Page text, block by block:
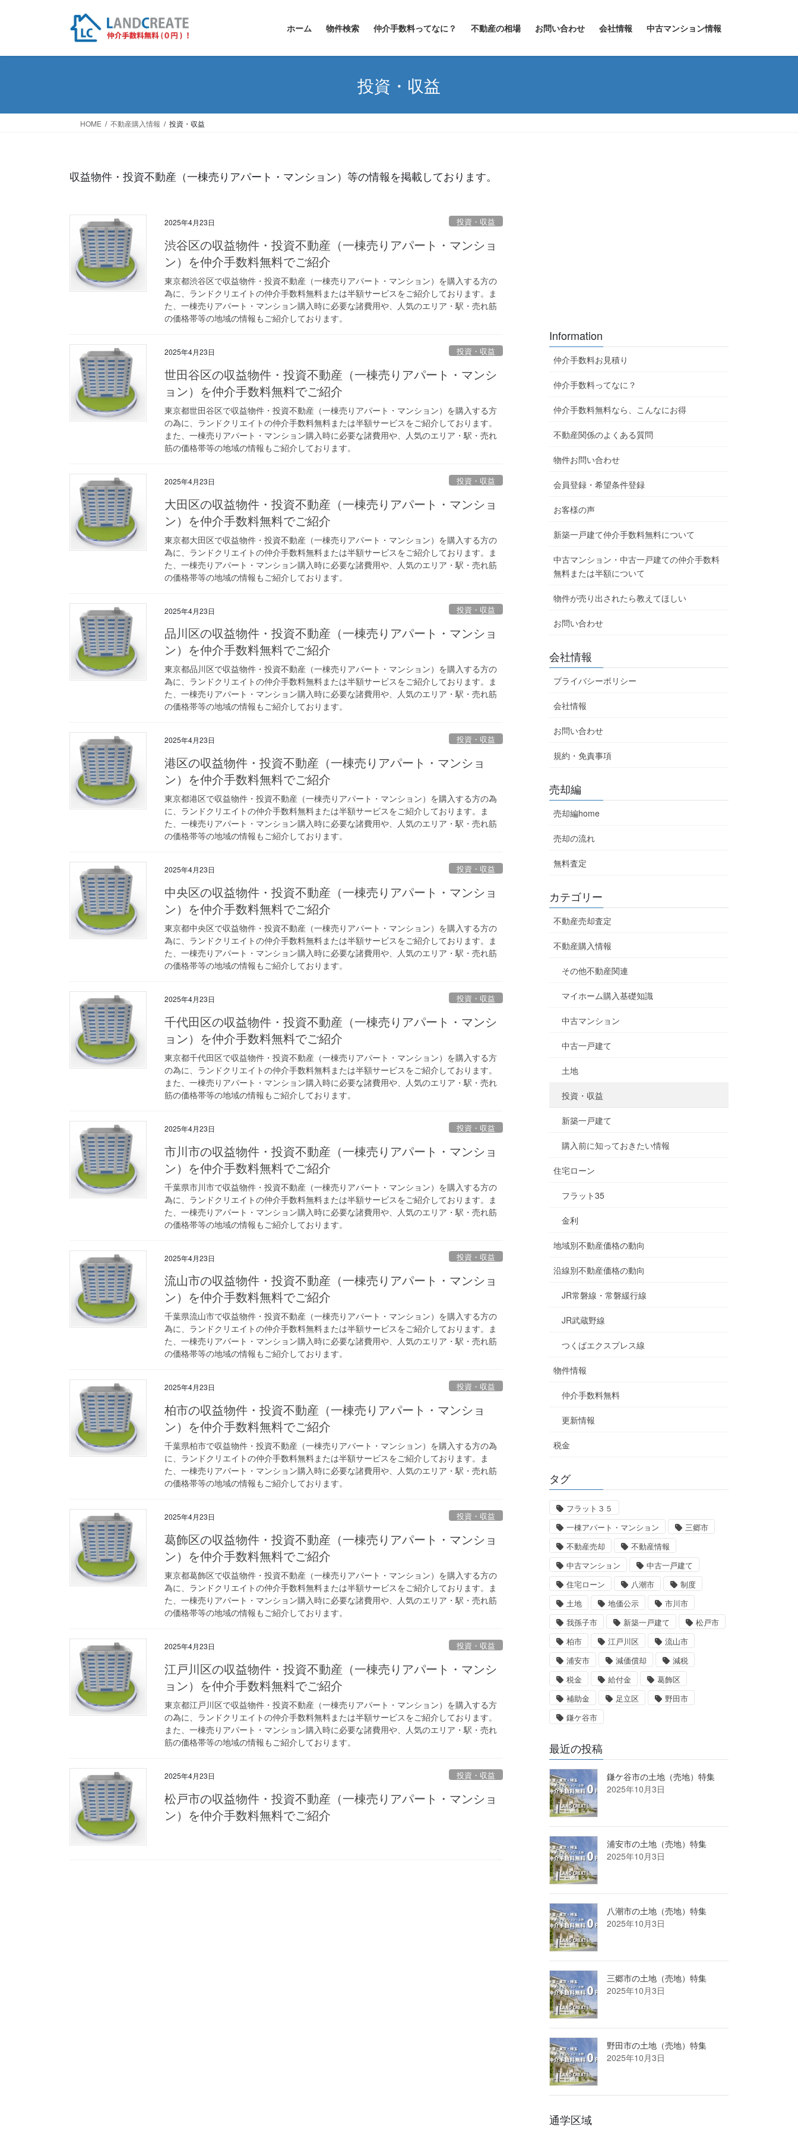
ホーム 物件検索 仲介手数料ってなに？ 不動産の相場 お問い合わせ 会社情報 中古マンション情報
投資・収益
HOME 不動産購入情報 投資・収益
収益物件・投資不動産（一棟売りアパート・マンション）等の情報を掲載しております。
2025年4月23日 投資・収益
渋谷区の収益物件・投資不動産（一棟売りアパート・マンショ
ン）を仲介手数料無料でご紹介
東京都渋谷区で収益物件・投資不動産（一棟売りアパート・マンション）を購入する方の
為に、ランドクリエイトの仲介手数料無料または半額サービスをご紹介しております。ま
た、一棟売りアパート・マンション購入時に必要な諸費用や、人気のエリア・駅・売れ筋
の価格帯等の地域の情報もご紹介しております。
2025年4月23日 投資・収益
世田谷区の収益物件・投資不動産（一棟売りアパート・マンシ
ョン）を仲介手数料無料でご紹介
東京都世田谷区で収益物件・投資不動産（一棟売りアパート・マンション）を購入する方
の為に、ランドクリエイトの仲介手数料無料または半額サービスをご紹介しております。
また、一棟売りアパート・マンション購入時に必要な諸費用や、人気のエリア・駅・売れ
筋の価格帯等の地域の情報もご紹介しております。
2025年4月23日 投資・収益
大田区の収益物件・投資不動産（一棟売りアパート・マンショ
ン）を仲介手数料無料でご紹介
東京都大田区で収益物件・投資不動産（一棟売りアパート・マンション）を購入する方の
為に、ランドクリエイトの仲介手数料無料または半額サービスをご紹介しております。ま
た、一棟売りアパート・マンション購入時に必要な諸費用や、人気のエリア・駅・売れ筋
の価格帯等の地域の情報もご紹介しております。
2025年4月23日 投資・収益
品川区の収益物件・投資不動産（一棟売りアパート・マンショ
ン）を仲介手数料無料でご紹介
東京都品川区で収益物件・投資不動産（一棟売りアパート・マンション）を購入する方の
為に、ランドクリエイトの仲介手数料無料または半額サービスをご紹介しております。ま
た、一棟売りアパート・マンション購入時に必要な諸費用や、人気のエリア・駅・売れ筋
の価格帯等の地域の情報もご紹介しております。
2025年4月23日 投資・収益
港区の収益物件・投資不動産（一棟売りアパート・マンショ
ン）を仲介手数料無料でご紹介
東京都港区で収益物件・投資不動産（一棟売りアパート・マンション）を購入する方の為
に、ランドクリエイトの仲介手数料無料または半額サービスをご紹介しております。ま
た、一棟売りアパート・マンション購入時に必要な諸費用や、人気のエリア・駅・売れ筋
の価格帯等の地域の情報もご紹介しております。
2025年4月23日 投資・収益
中央区の収益物件・投資不動産（一棟売りアパート・マンショ
ン）を仲介手数料無料でご紹介
東京都中央区で収益物件・投資不動産（一棟売りアパート・マンション）を購入する方の
為に、ランドクリエイトの仲介手数料無料または半額サービスをご紹介しております。ま
た、一棟売りアパート・マンション購入時に必要な諸費用や、人気のエリア・駅・売れ筋
の価格帯等の地域の情報もご紹介しております。
2025年4月23日 投資・収益
千代田区の収益物件・投資不動産（一棟売りアパート・マンシ
ョン）を仲介手数料無料でご紹介
東京都千代田区で収益物件・投資不動産（一棟売りアパート・マンション）を購入する方
の為に、ランドクリエイトの仲介手数料無料または半額サービスをご紹介しております。
また、一棟売りアパート・マンション購入時に必要な諸費用や、人気のエリア・駅・売れ
筋の価格帯等の地域の情報もご紹介しております。
2025年4月23日 投資・収益
市川市の収益物件・投資不動産（一棟売りアパート・マンショ
ン）を仲介手数料無料でご紹介
千葉県市川市で収益物件・投資不動産（一棟売りアパート・マンション）を購入する方の
為に、ランドクリエイトの仲介手数料無料または半額サービスをご紹介しております。ま
た、一棟売りアパート・マンション購入時に必要な諸費用や、人気のエリア・駅・売れ筋
の価格帯等の地域の情報もご紹介しております。
2025年4月23日 投資・収益
流山市の収益物件・投資不動産（一棟売りアパート・マンショ
ン）を仲介手数料無料でご紹介
千葉県流山市で収益物件・投資不動産（一棟売りアパート・マンション）を購入する方の
為に、ランドクリエイトの仲介手数料無料または半額サービスをご紹介しております。ま
た、一棟売りアパート・マンション購入時に必要な諸費用や、人気のエリア・駅・売れ筋
の価格帯等の地域の情報もご紹介しております。
2025年4月23日 投資・収益
柏市の収益物件・投資不動産（一棟売りアパート・マンショ
ン）を仲介手数料無料でご紹介
千葉県柏市で収益物件・投資不動産（一棟売りアパート・マンション）を購入する方の為
に、ランドクリエイトの仲介手数料無料または半額サービスをご紹介しております。ま
た、一棟売りアパート・マンション購入時に必要な諸費用や、人気のエリア・駅・売れ筋
の価格帯等の地域の情報もご紹介しております。
2025年4月23日 投資・収益
葛飾区の収益物件・投資不動産（一棟売りアパート・マンショ
ン）を仲介手数料無料でご紹介
東京都葛飾区で収益物件・投資不動産（一棟売りアパート・マンション）を購入する方の
為に、ランドクリエイトの仲介手数料無料または半額サービスをご紹介しております。ま
た、一棟売りアパート・マンション購入時に必要な諸費用や、人気のエリア・駅・売れ筋
の価格帯等の地域の情報もご紹介しております。
2025年4月23日 投資・収益
江戸川区の収益物件・投資不動産（一棟売りアパート・マンシ
ョン）を仲介手数料無料でご紹介
東京都江戸川区で収益物件・投資不動産（一棟売りアパート・マンション）を購入する方
の為に、ランドクリエイトの仲介手数料無料または半額サービスをご紹介しております。
また、一棟売りアパート・マンション購入時に必要な諸費用や、人気のエリア・駅・売れ
筋の価格帯等の地域の情報もご紹介しております。
2025年4月23日 投資・収益
松戸市の収益物件・投資不動産（一棟売りアパート・マンショ
ン）を仲介手数料無料でご紹介
Information
仲介手数料お見積り
仲介手数料ってなに？
仲介手数料無料なら、こんなにお得
不動産関係のよくある質問
物件お問い合わせ
会員登録・希望条件登録
お客様の声
新築一戸建て仲介手数料無料について
中古マンション・中古一戸建ての仲介手数料
無料または半額について
物件が売り出されたら教えてほしい
お問い合わせ
会社情報
プライバシーポリシー
会社情報
お問い合わせ
規約・免責事項
売却編
売却編home
売却の流れ
無料査定
カテゴリー
不動産売却査定
不動産購入情報
その他不動産関連
マイホーム購入基礎知識
中古マンション
中古一戸建て
土地
投資・収益
新築一戸建て
購入前に知っておきたい情報
住宅ローン
フラット35
金利
地域別不動産価格の動向
沿線別不動産価格の動向
JR常磐線・常磐緩行線
JR武蔵野線
つくばエクスプレス線
物件情報
仲介手数料無料
更新情報
税金
タグ
フラット３５
一棟アパート・マンション
三郷市
不動産売却
不動産情報
中古マンション
中古一戸建て
住宅ローン
八潮市
制度
土地
地価公示
市川市
我孫子市
新築一戸建て
松戸市
柏市
江戸川区
流山市
浦安市
減価償却
減税
税金
給付金
葛飾区
補助金
足立区
野田市
鎌ケ谷市
最近の投稿
鎌ケ谷市の土地（売地）特集
2025年10月3日
浦安市の土地（売地）特集
2025年10月3日
八潮市の土地（売地）特集
2025年10月3日
三郷市の土地（売地）特集
2025年10月3日
野田市の土地（売地）特集
2025年10月3日
通学区域